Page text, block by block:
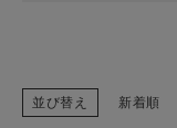
並び替え 新着順